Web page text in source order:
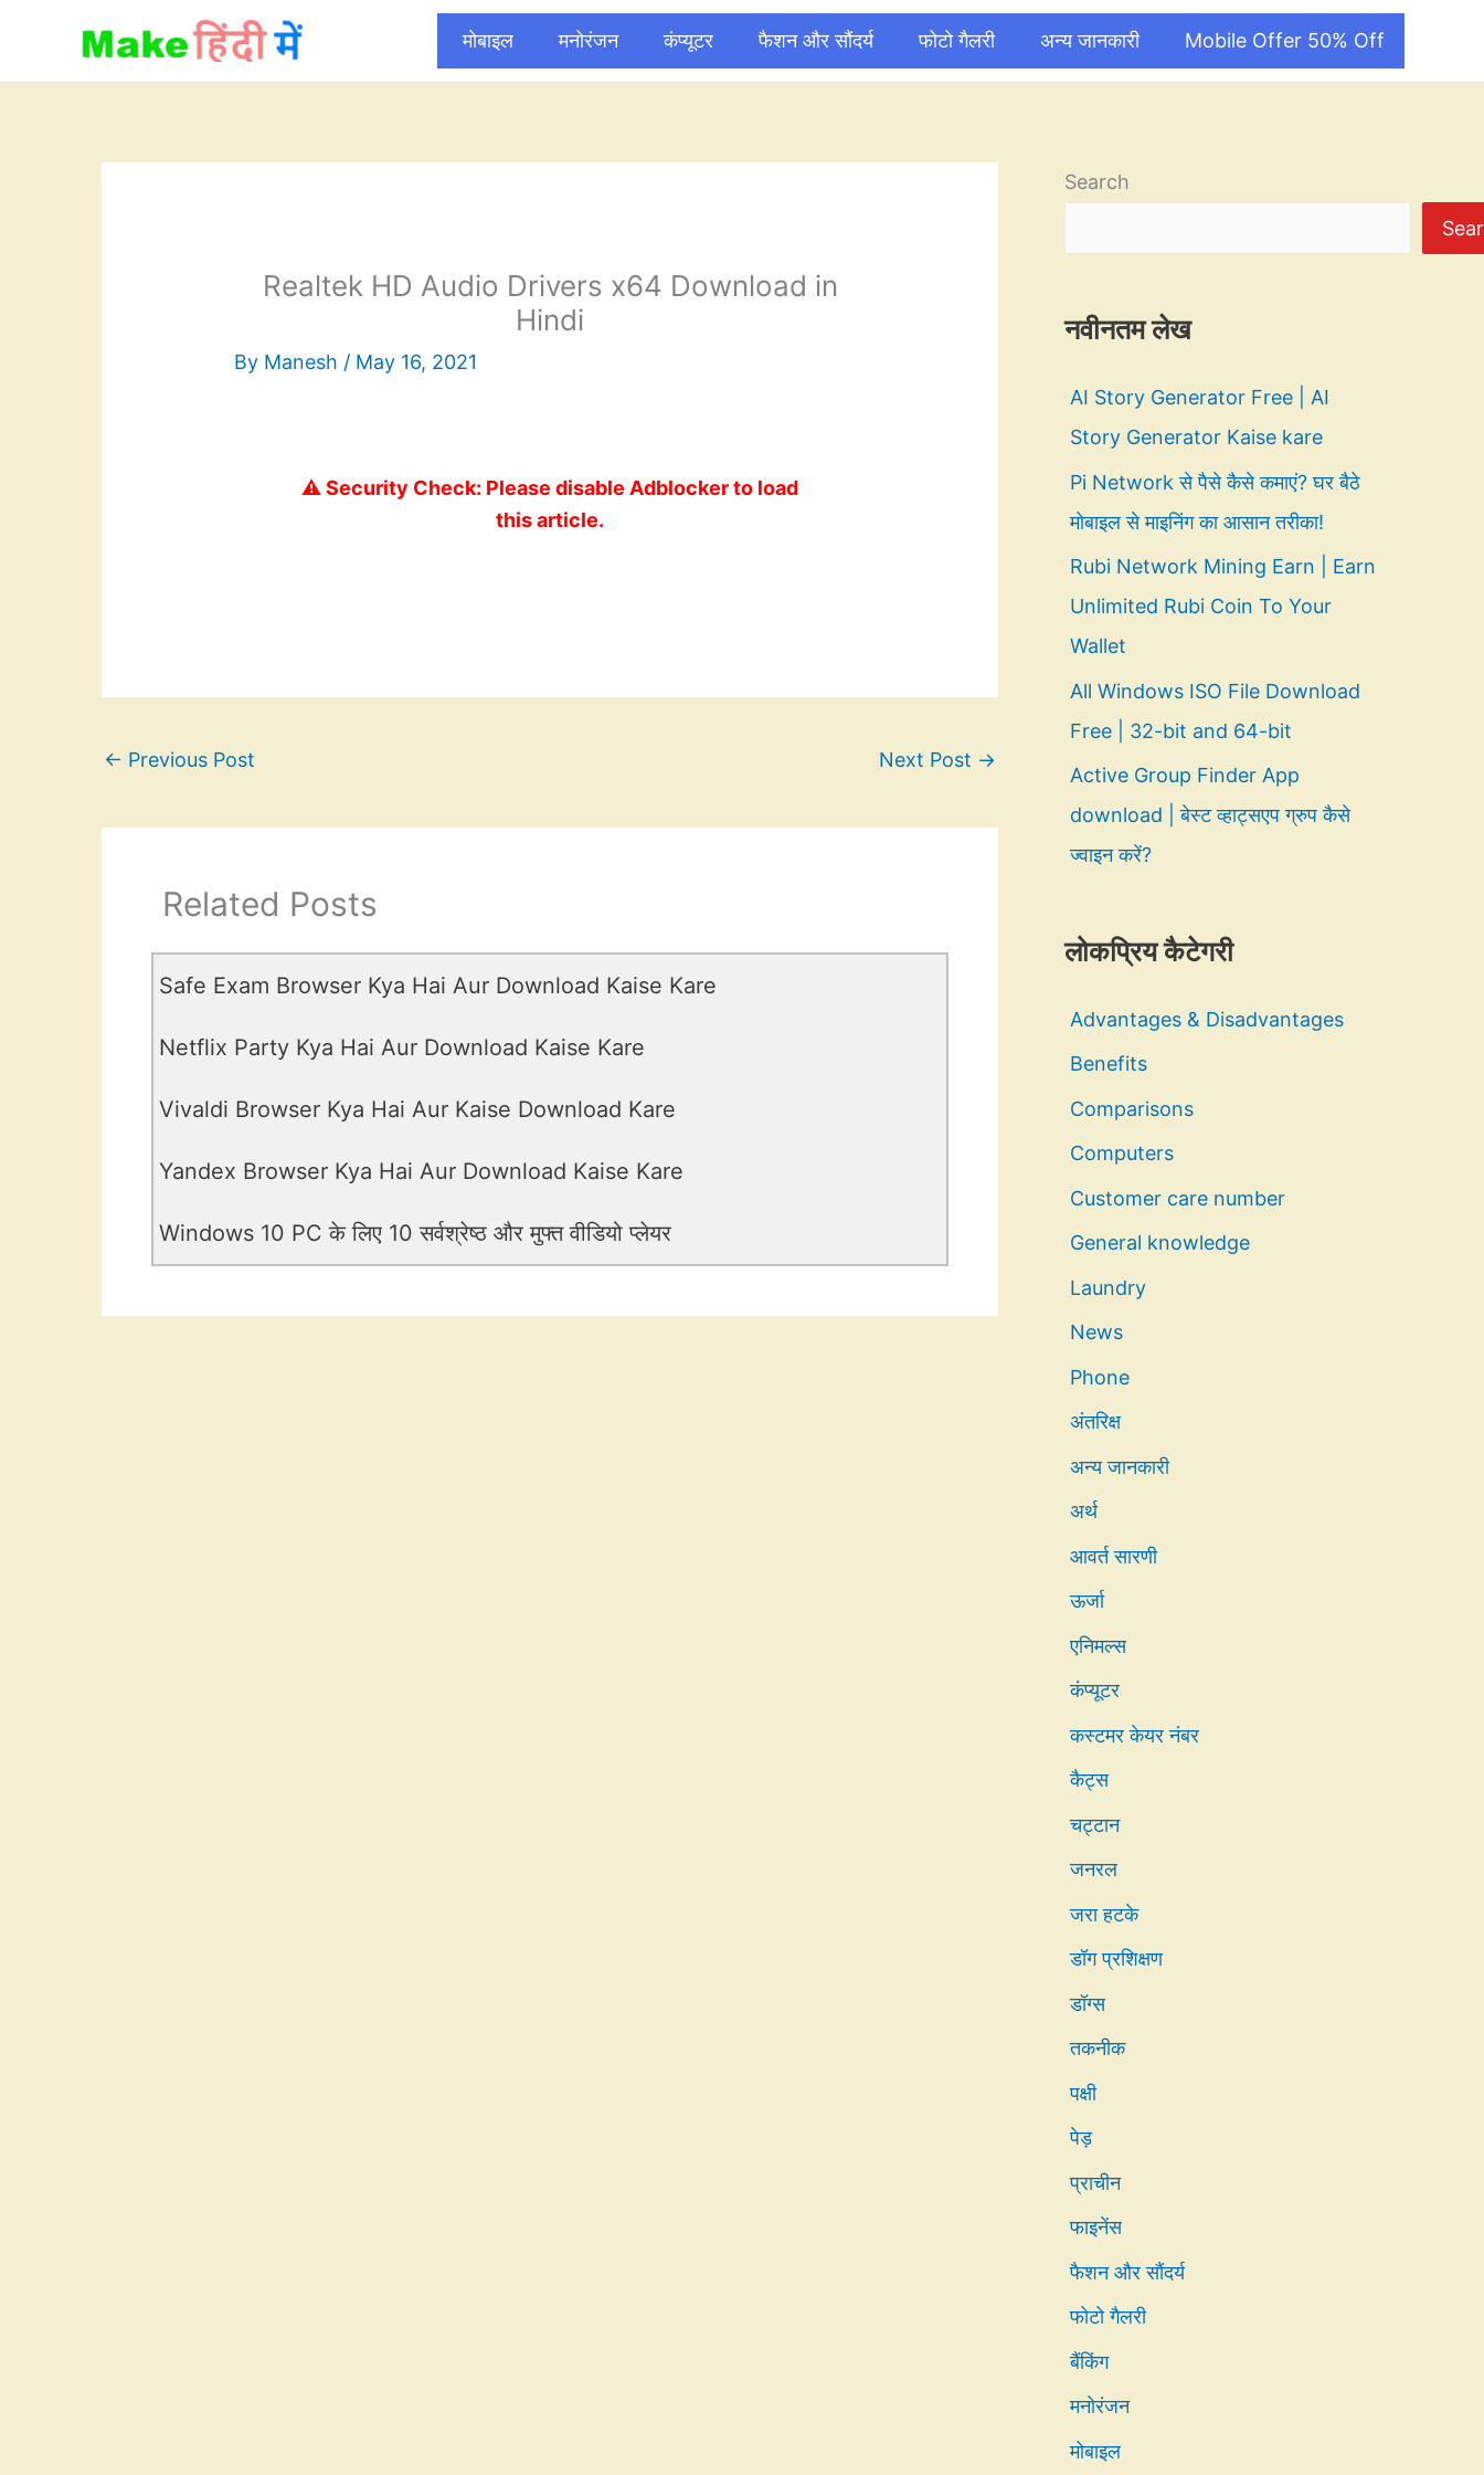
content
मोबाइल मनोरंजन कंप्यूटर फैशन और सौंदर्य फोटो गैलरी अन्य जानकारी Mobile Offer 50% Off
Realtek HD Audio Drivers x64 Download in
Hindi
By Manesh / May 16, 2021
⚠️ Security Check: Please disable Adblocker to load
this article.
← Previous Post Next Post →
Related Posts
Safe Exam Browser Kya Hai Aur Download Kaise Kare
Netflix Party Kya Hai Aur Download Kaise Kare
Vivaldi Browser Kya Hai Aur Kaise Download Kare
Yandex Browser Kya Hai Aur Download Kaise Kare
Windows 10 PC के लिए 10 सर्वश्रेष्ठ और मुफ्त वीडियो प्लेयर
Search
नवीनतम लेख
AI Story Generator Free | AI
Story Generator Kaise kare
Pi Network से पैसे कैसे कमाएं? घर बैठे
मोबाइल से माइनिंग का आसान तरीका!
Rubi Network Mining Earn | Earn
Unlimited Rubi Coin To Your
Wallet
All Windows ISO File Download
Free | 32-bit and 64-bit
Active Group Finder App
download | बेस्ट व्हाट्सएप ग्रुप कैसे
ज्वाइन करें?
लोकप्रिय कैटेगरी
Advantages & Disadvantages
Benefits
Comparisons
Computers
Customer care number
General knowledge
Laundry
News
Phone
अंतरिक्ष
अन्य जानकारी
अर्थ
आवर्त सारणी
ऊर्जा
एनिमल्स
कंप्यूटर
कस्टमर केयर नंबर
कैट्स
चट्टान
जनरल
जरा हटके
डॉग प्रशिक्षण
डॉग्स
तकनीक
पक्षी
पेड़
प्राचीन
फाइनेंस
फैशन और सौंदर्य
फोटो गैलरी
बैंकिंग
मनोरंजन
मोबाइल